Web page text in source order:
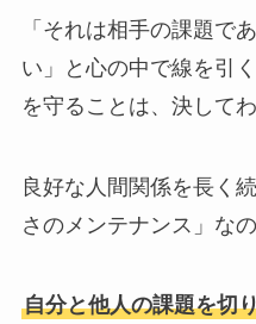
「それは相手の課題で
い」と心の中で線を引
を守ることは、決して
良好な人間関係を長く
さのメンテナンス」なの
自分と他人の課題を切